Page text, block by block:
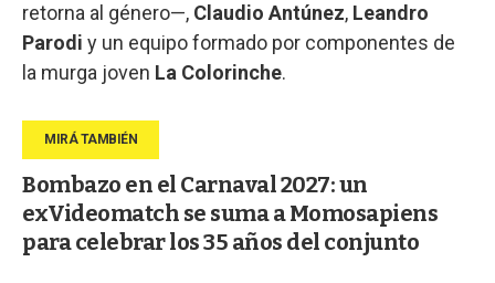
retorna al género—, Claudio Antúnez, Leandro
Parodi y un equipo formado por componentes de
la murga joven La Colorinche.
Bombazo en el Carnaval 2027: un
exVideomatch se suma a Momosapiens
para celebrar los 35 años del conjunto